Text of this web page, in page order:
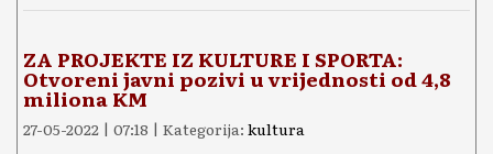
ZA PROJEKTE IZ KULTURE I SPORTA:
Otvoreni javni pozivi u vrijednosti od 4,8
miliona KM
27-05-2022 | 07:18 | Kategorija: kultura